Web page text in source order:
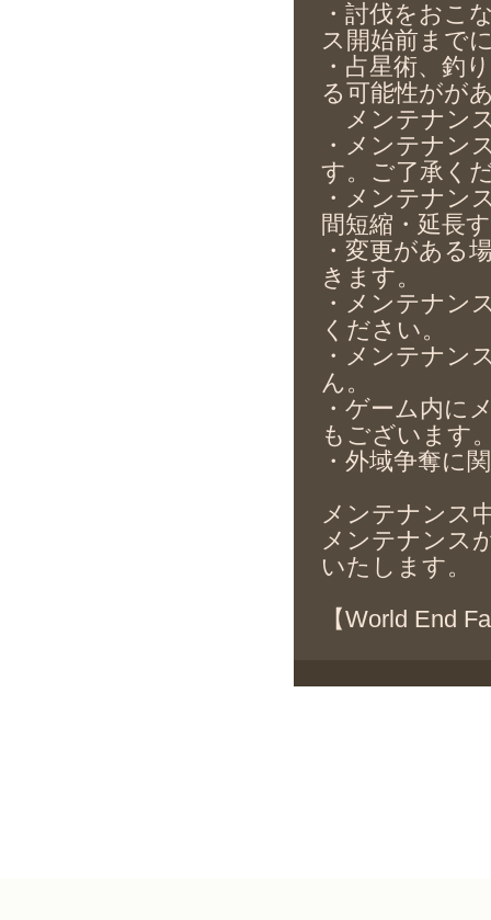
・討伐をおこ
ス開始前まで
・占星術、釣
る可能性がが
メンテナン
・メンテナン
す。ご了承く
・メンテナン
間短縮・延長
・変更がある
きます。
・メンテナン
ください。
・メンテナン
ん。
・ゲーム内に
もございます
・外域争奪に
メンテナンス
メンテナンス
いたします。
【World End